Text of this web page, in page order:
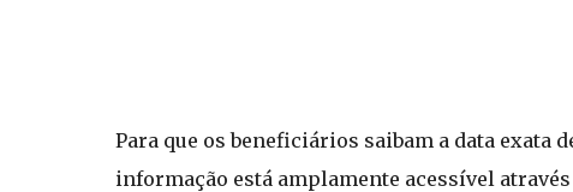
Para que os beneficiários saibam a data exata
informação está amplamente acessível